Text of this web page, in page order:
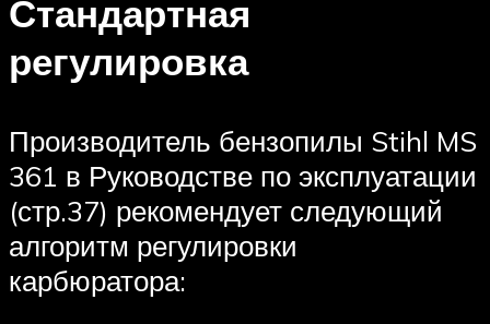
Стандартная
регулировка
Производитель бензопилы Stihl MS
361 в Руководстве по эксплуатации
(стр.37) рекомендует следующий
алгоритм регулировки
карбюратора: